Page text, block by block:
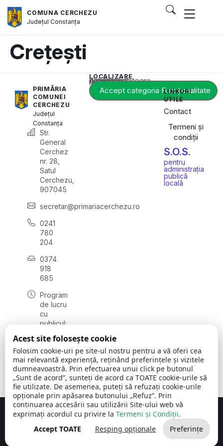
COMUNA CERCHEZU
JudețulConstanța
Crețești
PRIMĂRIA
COMUNEI
CERCHEZU
Județul
Constanța
Str.
General
Cerchez
nr. 28,
Satul
Cerchezu,
907045
secretar@primariacerchezu.ro
0241
780
204
0374
918
685
Program
de lucru
cu
publicul:
08:00 -
16:30
, vineri:
08:00 -
14:00
LOCALIZARE
Acest conținut este blocat până când acceptați categoria corespunzătoare de cookie-uri.
Accept categoria Funcționalitate
LINKURI
UTILE
Contact
Termeni și
condiții
S.O.S.
pentru
administrația
publică
locală
Comuna Cerchezu © 2026Toate drepturile rezervate
Concept realizat de Big Media Relații Publice SRL
Acest site folosește cookie
Folosim cookie-uri pe site-ul nostru pentru a vă oferi cea
mai relevantă experiență, reținând preferințele și vizitele
dumneavoastră. Prin efectuarea unui click pe butonul
„Sunt de acord”, sunteți de acord ca TOATE cookie-urile să
fie utilizate. De asemenea, puteți să refuzați cookie-urile
opționale prin apăsarea butonului „Refuz”. Prin
continuarea accesării sau utilizării Site-ului web vă
exprimați acordul cu privire la Termeni și Condiții.
Accept TOATE
Resping opționale Preferințe